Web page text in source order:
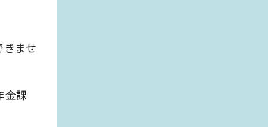
ませ
金課